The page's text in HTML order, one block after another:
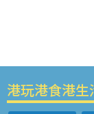
港玩港食港生